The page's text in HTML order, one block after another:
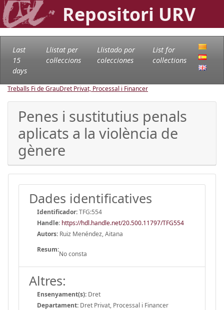
Repositori URV
Last
15
days
Llistat per
col·leccions
Llistado por
colecciones
List for
collections
Treballs Fi de GrauDret Privat, Processal i Financer
Penes i sustitutius penals
aplicats a la violència de
gènere
Dades identificatives
Identificador:TFG:554
Handle: https://hdl.handle.net/20.500.11797/TFG554
Autors: Ruiz Menéndez, Aitana
Resum:
No consta
Altres:
Ensenyament(s): Dret
Departament: Dret Privat, Processal i Financer